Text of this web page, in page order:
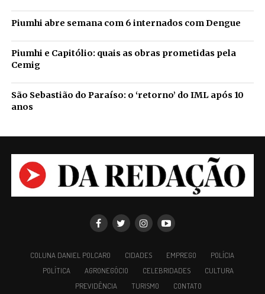
Piumhi abre semana com 6 internados com Dengue
Piumhi e Capitólio: quais as obras prometidas pela
Cemig
São Sebastião do Paraíso: o ‘retorno’ do IML após 10
anos
COLUNA DANIEL POLCARO CIDADES EMPREGO
POLÍCIA
POLÍTICA
AGRONEGÓCIO CELEBRIDADES
CULTURA
PREVIDÊNCIA
TURISMO CONTATO